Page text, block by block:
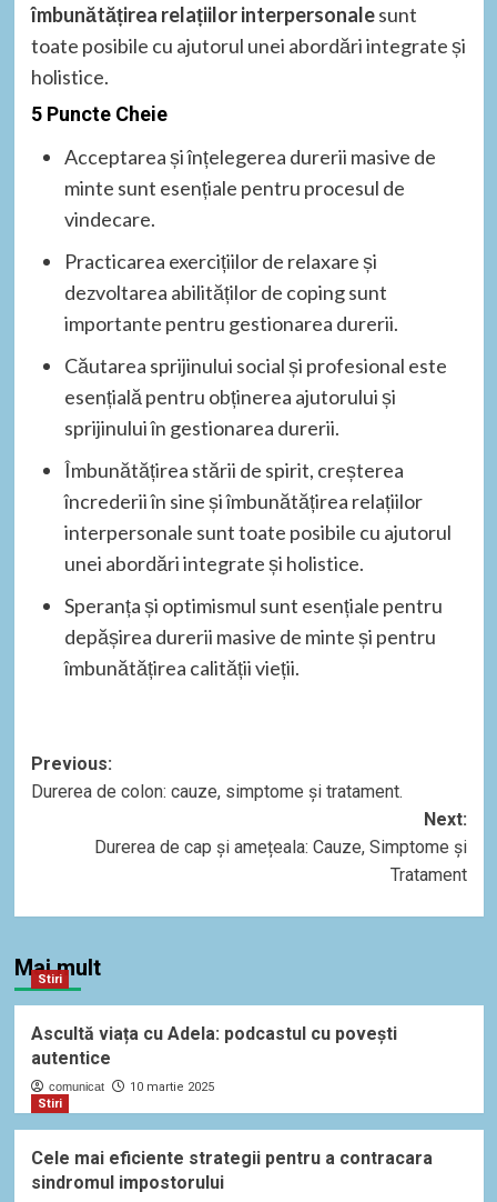
îmbunătățirea relațiilor interpersonalesunt
toate posibile cu ajutorul unei abordări integrate și
holistice.
5 Puncte Cheie
Acceptarea și înțelegerea durerii masive de
minte sunt esențiale pentru procesul de
vindecare.
Practicarea exercițiilor de relaxare și
dezvoltarea abilităților de coping sunt
importante pentru gestionarea durerii.
Căutarea sprijinului social și profesional este
esențială pentru obținerea ajutorului și
sprijinului în gestionarea durerii.
Îmbunătățirea stării de spirit, creșterea
încrederii în sine și îmbunătățirea relațiilor
interpersonale sunt toate posibile cu ajutorul
unei abordări integrate și holistice.
Speranța și optimismul sunt esențiale pentru
depășirea durerii masive de minte și pentru
îmbunătățirea calității vieții.
Post
navigation
Previous:
Durerea de colon: cauze, simptome și tratament.
Next:
Durerea de cap și amețeala: Cauze, Simptome și
Tratament
Mai mult
Stiri
Ascultă viața cu Adela: podcastul cu povești
autentice
comunicat
10 martie 2025
Stiri
Cele mai eficiente strategii pentru a contracara
sindromul impostorului